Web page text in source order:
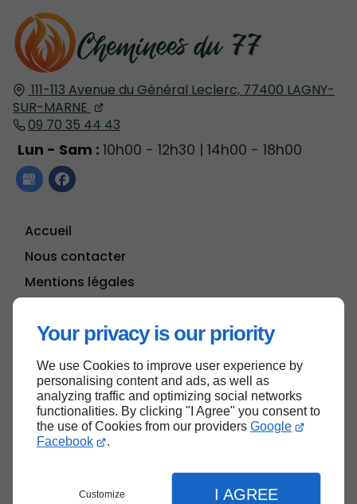
Your privacy is our priority
We use Cookies to improve user experience by
personalising content and ads, as well as
analyzing traffic and optimizing social networks
functionalities. By clicking "I Agree" you consent to
the use of Cookies from our providers Google
Facebook
.
Customize I AGREE
111-113 Avenue du Général Leclerc, 77400 LAGNY-
SUR-MARNE
09 70 35 44 43
Lun - Sam : 10h00 - 12h30 | 14h00 - 18h00
Accueil
Nous contacter
Mentions légales
Haut de page